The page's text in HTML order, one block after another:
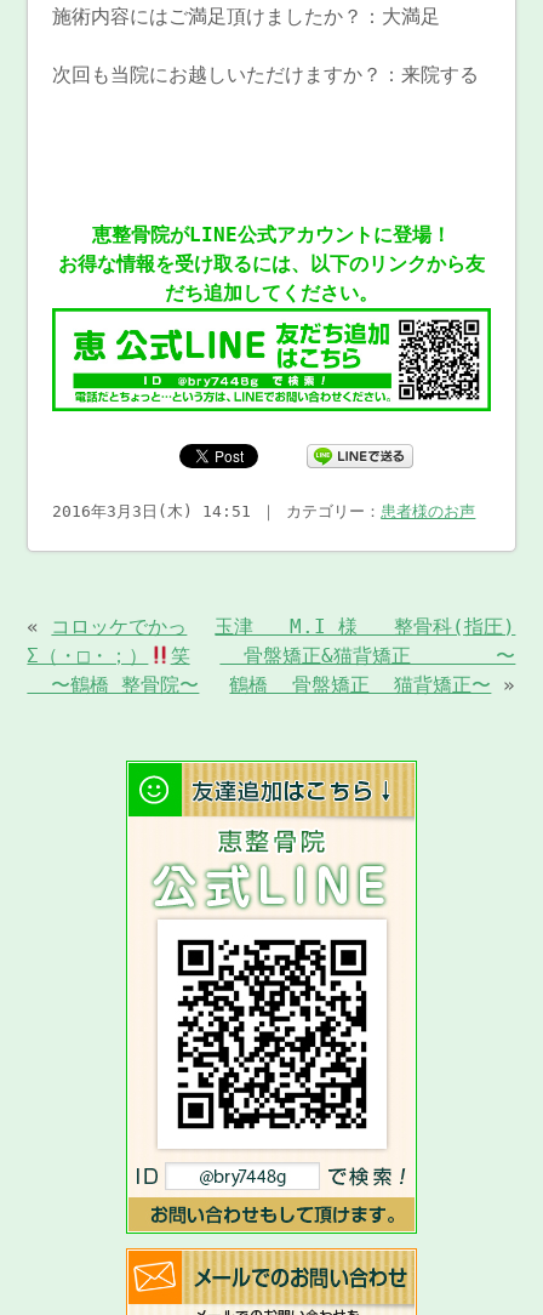
施術内容にはご満足頂けましたか？：大満足
次回も当院にお越しいただけますか？：来院する
恵整骨院がLINE公式アカウントに登場！
お得な情報を受け取るには、以下のリンクから友
だち追加してください。
2016年3月3日(木) 14:51 ｜ カテゴリー： 患者様のお声
« コロッケでかっ
Σ（・□・；）
笑
〜鶴橋 整骨院〜
玉津 M.I 様 整骨科(指圧)
骨盤矯正&猫背矯正 〜
鶴橋 骨盤矯正 猫背矯正〜 »